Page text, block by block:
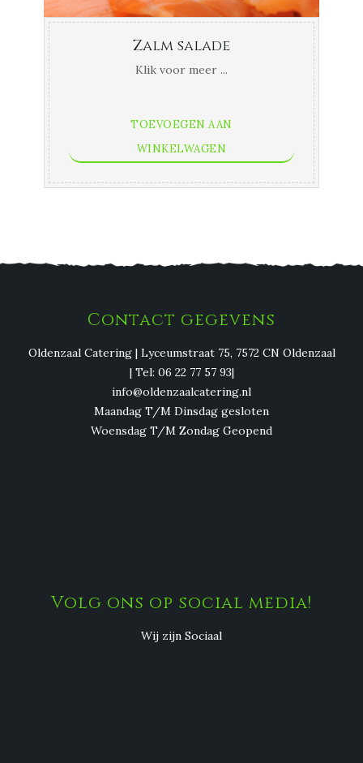
Zalm salade
Klik voor meer ...
TOEVOEGEN AAN
WINKELWAGEN
Contact gegevens
Oldenzaal Catering | Lyceumstraat 75, 7572 CN Oldenzaal
| Tel: 06 22 77 57 93|
info@oldenzaalcatering.nl
Maandag T/M Dinsdag gesloten
Woensdag T/M Zondag Geopend
Volg ons op social media!
Wij zijn Sociaal